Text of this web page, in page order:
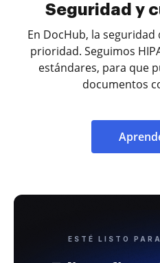
Seguridad y
En DocHub, la
prioridad. Seguimos
estándares, para que
documentos
ESTÉ LISTO